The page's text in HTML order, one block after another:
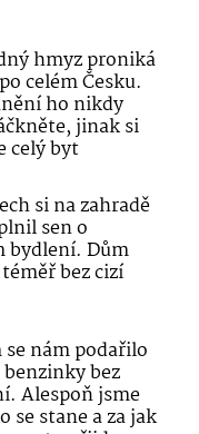
hmyz proniká
celém Česku.
ho nikdy
jinak si
celý byt
si na zahradě
sen o
bydlení. Dům
bez cizí
nám podařilo
bez
Alespoň jsme
se stane a za jak